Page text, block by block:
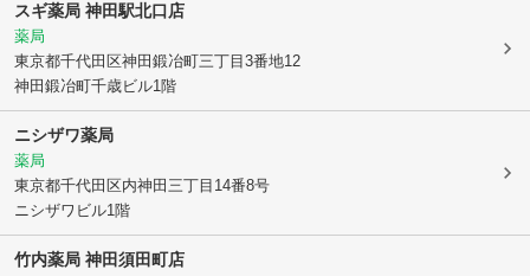
スギ薬局 神田駅北口店
薬局
東京都千代田区神田鍛冶町三丁目3番地12
神田鍛冶町千歳ビル1階
ニシザワ薬局
薬局
東京都千代田区内神田三丁目14番8号
ニシザワビル1階
竹内薬局 神田須田町店